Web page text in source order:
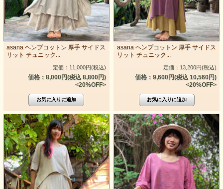
asana ヘンプコットン 厚手 サイドス
リット チュニック...
定価：11,000円(税込)
価格：8,000円(税込 8,800円)
<20%OFF>
asana ヘンプコットン 厚手 サイドス
リット チュニック...
定価：13,200円(税込)
価格：9,600円(税込 10,560円)
<20%OFF>